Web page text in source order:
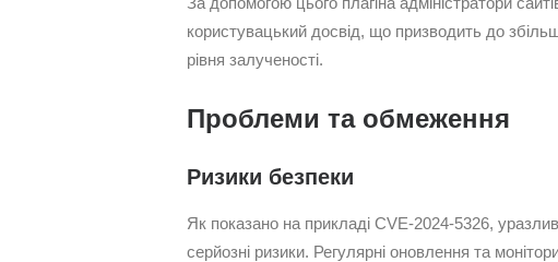
користувацький досвід, що призводить до
рівня залученості.
Проблеми та обмеження
Ризики безпеки
Як показано на прикладі CVE-2024-5326,
серйозні ризики. Регулярні оновлення та